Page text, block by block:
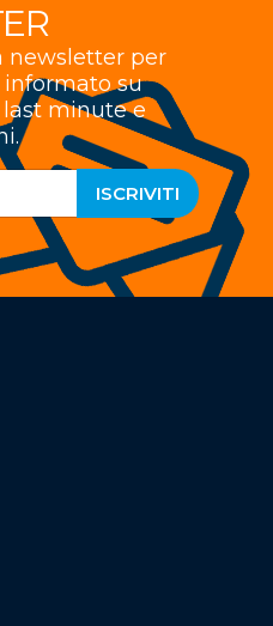
newsletter per
su
minute e
ISCRIVITI